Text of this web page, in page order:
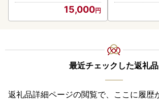
15,000
最近チェックした返礼品
返礼品詳細ページの閲覧で、ここに履歴